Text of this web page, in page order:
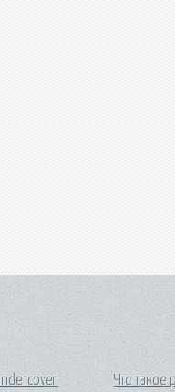
Что такое